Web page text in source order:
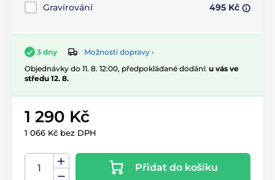
Gravírování 495 Kč
3 dny
Možnosti dopravy ›
Objednávky do 11. 8. 12:00, předpokládané dodání: u vás ve
středu 12. 8.
1 290 Kč
1 066 Kč bez DPH
Přidat do košíku